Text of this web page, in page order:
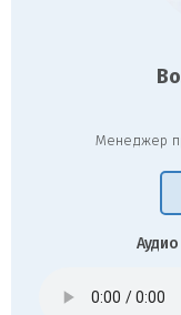
Менеджер